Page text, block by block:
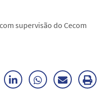
supervisão do Cecom
LinkedInWhatsApp
Enviar